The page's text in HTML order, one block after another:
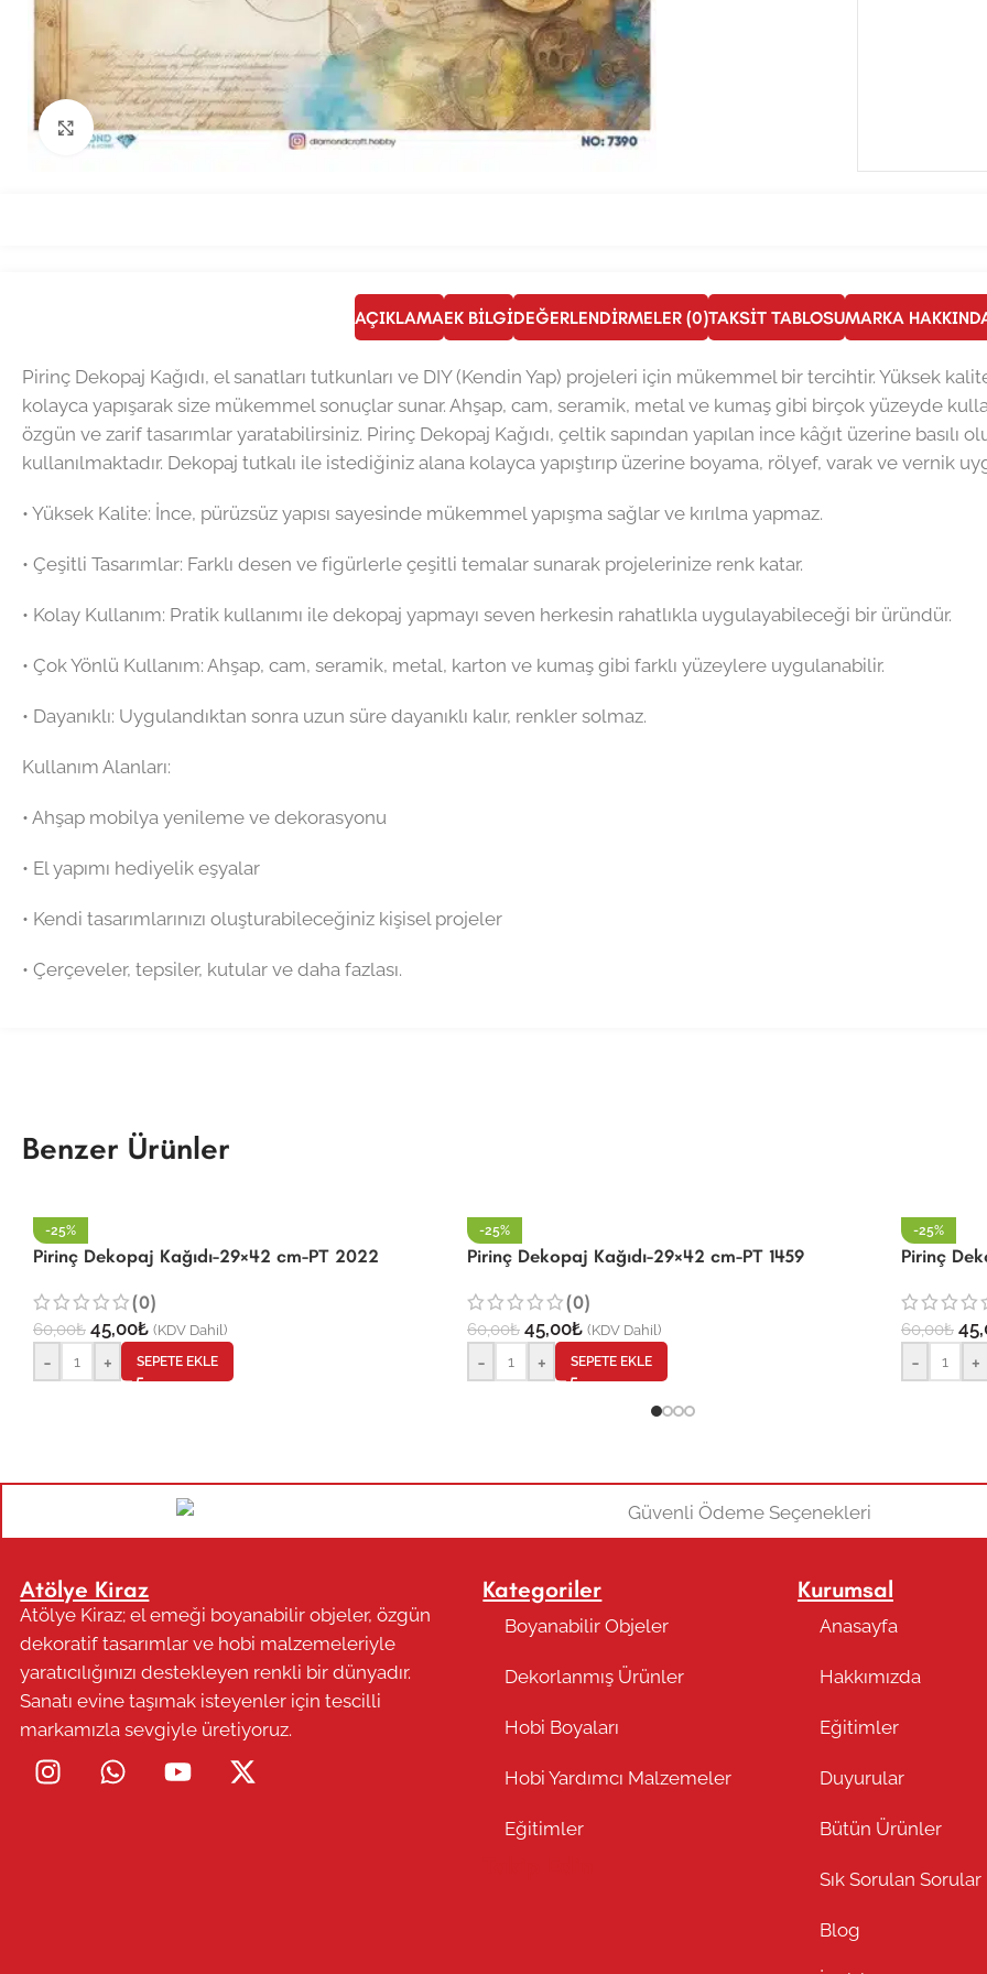
Büyütmek için tıklayın
AÇIKLAMAEK BILGIDEĞERLENDIRMELER (0)TAKSIT TABLOSUMARKA
Pirinç Dekopaj Kağıdı, el sanatları tutkunları ve DIY (Kendin Yap) projeleri için mükemmel bir tercihtir. Yüksek
kolayca yapışarak size mükemmel sonuçlar sunar. Ahşap, cam, seramik, metal ve kumaş gibi birçok yüzeyde
özgün ve zarif tasarımlar yaratabilirsiniz. Pirinç Dekopaj Kağıdı, çeltik sapından yapılan ince kâğıt üzerine basılı
kullanılmaktadır. Dekopaj tutkalı ile istediğiniz alana kolayca yapıştırıp üzerine boyama, rölyef, varak ve vernik
•⁠ ⁠Yüksek Kalite: İnce, pürüzsüz yapısı sayesinde mükemmel yapışma sağlar ve kırılma yapmaz.
•⁠ ⁠Çeşitli Tasarımlar: Farklı desen ve figürlerle çeşitli temalar sunarak projelerinize renk katar.
•⁠ ⁠Kolay Kullanım: Pratik kullanımı ile dekopaj yapmayı seven herkesin rahatlıkla uygulayabileceği bir üründür.
•⁠ ⁠Çok Yönlü Kullanım: Ahşap, cam, seramik, metal, karton ve kumaş gibi farklı yüzeylere uygulanabilir.
•⁠ ⁠Dayanıklı: Uygulandıktan sonra uzun süre dayanıklı kalır, renkler solmaz.
Kullanım Alanları:
•⁠ ⁠Ahşap mobilya yenileme ve dekorasyonu
•⁠ ⁠El yapımı hediyelik eşyalar
•⁠ ⁠Kendi tasarımlarınızı oluşturabileceğiniz kişisel projeler
•⁠ ⁠Çerçeveler, tepsiler, kutular ve daha fazlası.
Benzer Ürünler
-25%
Pirinç Dekopaj Kağıdı-29×42 cm-PT 2022
(0)
60,00₺ 45,00₺ (KDV Dahil)
- + SEPETE EKLE
-25%
Pirinç Dekopaj Kağıdı-29×42 cm-PT 1459
(0)
60,00₺ 45,00₺ (KDV Dahil)
- + SEPETE EKLE
-25%
Pirinç
60,00₺
- +
Atölye Kiraz
Atölye Kiraz; el emeği boyanabilir objeler, özgün
dekoratif tasarımlar ve hobi malzemeleriyle
yaratıcılığınızı destekleyen renkli bir dünyadır.
Sanatı evine taşımak isteyenler için tescilli
markamızla sevgiyle üretiyoruz.
Kategoriler
Boyanabilir Objeler
Dekorlanmış Ürünler
Hobi Boyaları
Hobi Yardımcı Malzemeler
Eğitimler
Kurumsal
Anasayfa
Hakkımızda
Eğitimler
Duyurular
Bütün Ürünler
Sık Sorulan Sorular
Blog